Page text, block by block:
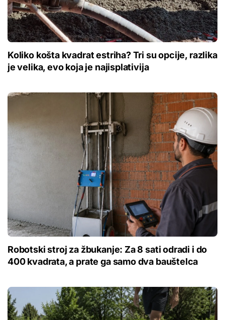
Koliko košta kvadrat estriha? Tri su opcije, razlika
je velika, evo koja je najisplativija
Robotski stroj za žbukanje: Za 8 sati odradi i do
400 kvadrata, a prate ga samo dva bauštelca